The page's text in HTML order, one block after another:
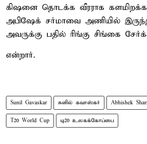
கிஷனை தொடக்க வீரராக
அபிஷேக் சர்மாவை அணியில் இருந்து
அவருக்கு பதில் ரிங்கு சிங்கை
என்றார்.
Sunil Gavaskar சுனில் கவாஸ்கர் Abhishek
T20 World Cup டி20 உலகக்கோப்பை